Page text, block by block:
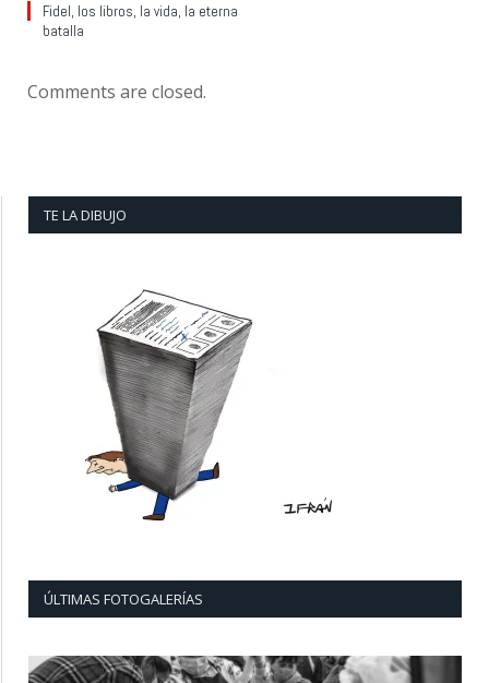
Fidel, los libros, la vida, la eterna
batalla
Comments are closed.
TE LA DIBUJO
ÚLTIMAS FOTOGALERÍAS